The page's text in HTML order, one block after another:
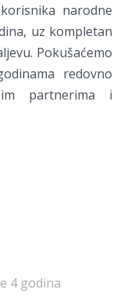
narodne
uz kompletan
Pokušaćemo
redovno
partnerima i
4 godina